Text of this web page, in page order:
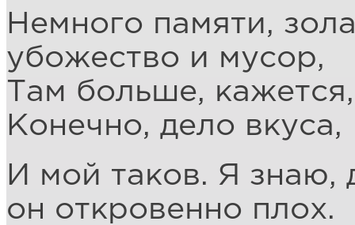
Немного памяти,
убожество и мусор,
Там больше,
Конечно, дело вкуса,
И мой таков. Я знаю,
он откровенно плох.